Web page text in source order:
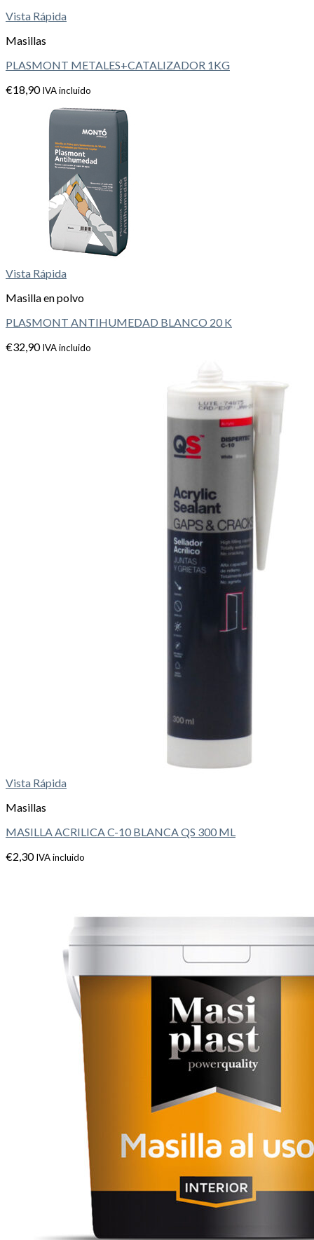
Vista Rápida
Masillas
PLASMONT METALES+CATALIZADOR 1KG
€18,90 IVA incluido
Vista Rápida
Masilla en polvo
PLASMONT ANTIHUMEDAD BLANCO 20 K
€32,90 IVA incluido
Vista Rápida
Masillas
MASILLA ACRILICA C-10 BLANCA QS 300 ML
€2,30 IVA incluido